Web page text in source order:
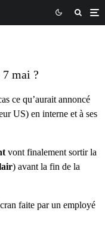
mai ?
ce qu’aurait annoncé
US) en interne et à ses
vont finalement sortir la
) avant la fin de la
faite par un employé